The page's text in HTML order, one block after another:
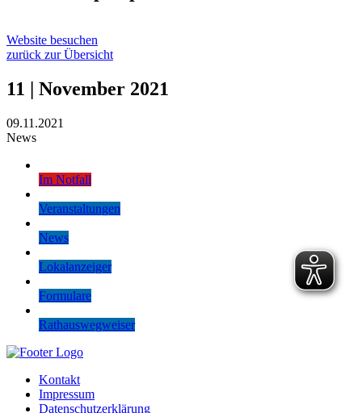
Website besuchen
zurück zur Übersicht
11 | November 2021
09.11.2021
News
Im Notfall
Veranstaltungen
News
Lokalanzeiger
Formulare
Rathauswegweiser
Kontakt
Impressum
Datenschutzerklärung